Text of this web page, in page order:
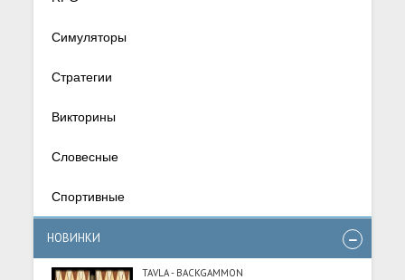
Симуляторы
Стратегии
Викторины
Словесные
Спортивные
НОВИНКИ
TAVLA - BACKGAMMON